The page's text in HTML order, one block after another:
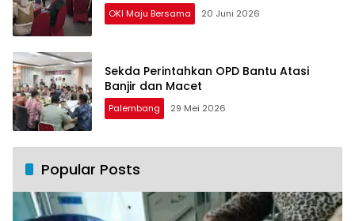
OKI Maju Bersama 20 Juni 2026
Sekda Perintahkan OPD Bantu Atasi
Banjir dan Macet
Palembang 29 Mei 2026
Popular Posts